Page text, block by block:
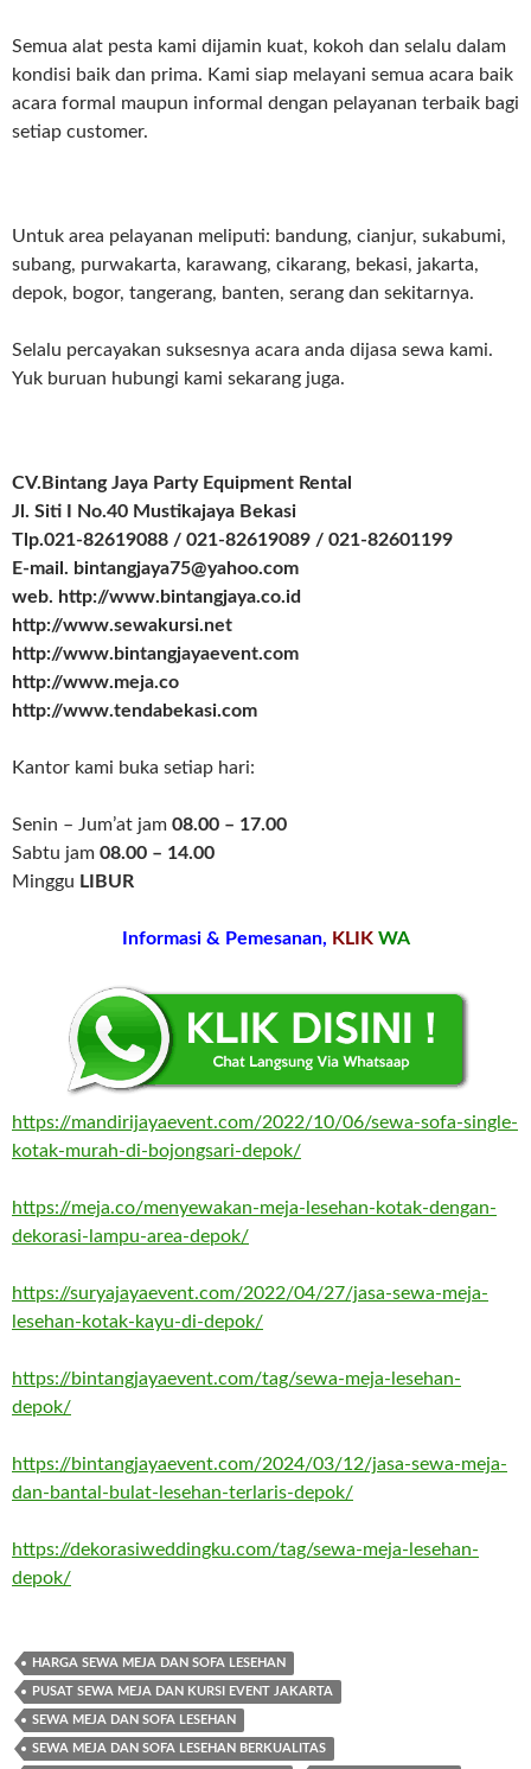
Semua alat pesta kami dijamin kuat, kokoh dan selalu dalam
kondisi baik dan prima. Kami siap melayani semua acara baik
acara formal maupun informal dengan pelayanan terbaik bagi
setiap customer.
Untuk area pelayanan meliputi: bandung, cianjur, sukabumi,
subang, purwakarta, karawang, cikarang, bekasi, jakarta,
depok, bogor, tangerang, banten, serang dan sekitarnya.
Selalu percayakan suksesnya acara anda dijasa sewa kami.
Yuk buruan hubungi kami sekarang juga.
CV.Bintang Jaya Party Equipment Rental
Jl. Siti I No.40 Mustikajaya Bekasi
Tlp.021-82619088 / 021-82619089 / 021-82601199
E-mail. bintangjaya75@yahoo.com
web. http://www.bintangjaya.co.id
http://www.sewakursi.net
http://www.bintangjayaevent.com
http://www.meja.co
http://www.tendabekasi.com
Kantor kami buka setiap hari:
Senin – Jum’at jam 08.00 – 17.00
Sabtu jam 08.00 – 14.00
Minggu LIBUR
Informasi & Pemesanan, KLIK WA
https://mandirijayaevent.com/2022/10/06/sewa-sofa-single-
kotak-murah-di-bojongsari-depok/
https://meja.co/menyewakan-meja-lesehan-kotak-dengan-
dekorasi-lampu-area-depok/
https://suryajayaevent.com/2022/04/27/jasa-sewa-meja-
lesehan-kotak-kayu-di-depok/
https://bintangjayaevent.com/tag/sewa-meja-lesehan-
depok/
https://bintangjayaevent.com/2024/03/12/jasa-sewa-meja-
dan-bantal-bulat-lesehan-terlaris-depok/
https://dekorasiweddingku.com/tag/sewa-meja-lesehan-
depok/
HARGA SEWA MEJA DAN SOFA LESEHAN
PUSAT SEWA MEJA DAN KURSI EVENT JAKARTA
SEWA MEJA DAN SOFA LESEHAN
SEWA MEJA DAN SOFA LESEHAN BERKUALITAS